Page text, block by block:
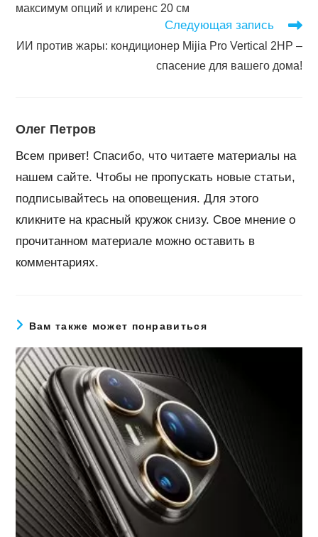
максимум опций и клиренс 20 см
Следующая запись
ИИ против жары: кондиционер Mijia Pro Vertical 2HP –
спасение для вашего дома!
Олег Петров
Всем привет! Спасибо, что читаете материалы на
нашем сайте. Чтобы не пропускать новые статьи,
подписывайтесь на оповещения. Для этого
кликните на красный кружок снизу. Свое мнение о
прочитанном материале можно оставить в
комментариях.
Вам также может понравиться